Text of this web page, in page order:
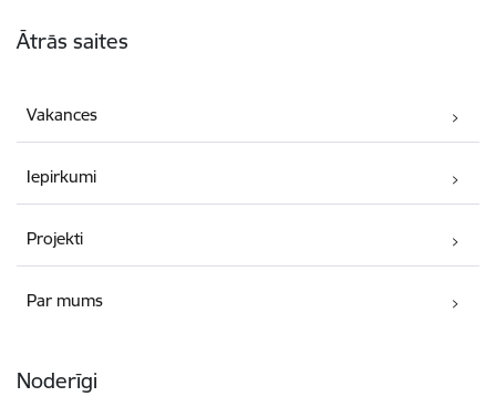
Ātrās saites
Vakances
Iepirkumi
Projekti
Par mums
Noderīgi